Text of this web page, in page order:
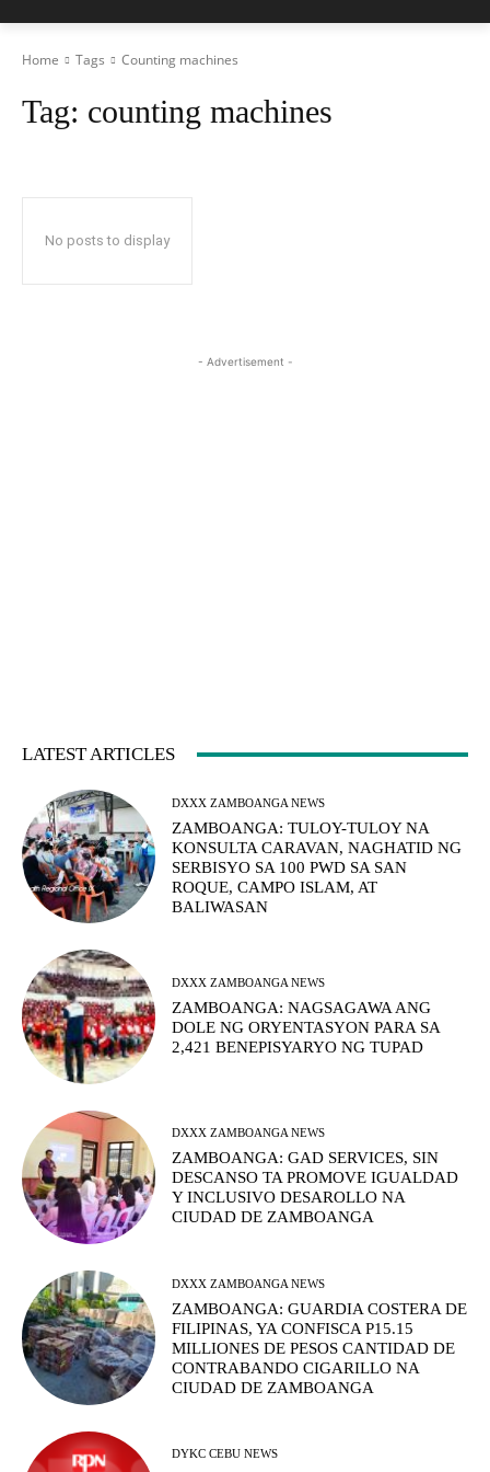
Home Tags Counting machines
Tag: counting machines
No posts to display
- Advertisement -
LATEST ARTICLES
DXXX ZAMBOANGA NEWS
ZAMBOANGA: TULOY-TULOY NA
KONSULTA CARAVAN, NAGHATID NG
SERBISYO SA 100 PWD SA SAN
ROQUE, CAMPO ISLAM, AT
BALIWASAN
DXXX ZAMBOANGA NEWS
ZAMBOANGA: NAGSAGAWA ANG
DOLE NG ORYENTASYON PARA SA
2,421 BENEPISYARYO NG TUPAD
DXXX ZAMBOANGA NEWS
ZAMBOANGA: GAD SERVICES, SIN
DESCANSO TA PROMOVE IGUALDAD
Y INCLUSIVO DESAROLLO NA
CIUDAD DE ZAMBOANGA
DXXX ZAMBOANGA NEWS
ZAMBOANGA: GUARDIA COSTERA DE
FILIPINAS, YA CONFISCA P15.15
MILLIONES DE PESOS CANTIDAD DE
CONTRABANDO CIGARILLO NA
CIUDAD DE ZAMBOANGA
DYKC CEBU NEWS